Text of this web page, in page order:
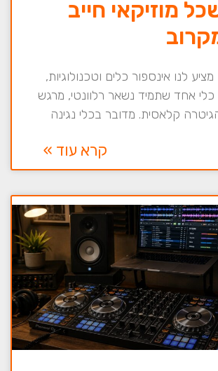
מוזיקאי חייב
לנו אינספור כלים וטכנולוגיות,
אחד שתמיד נשאר רלוונטי, מרגש
קלאסית. מדובר בכלי נגינה
קרא עוד »